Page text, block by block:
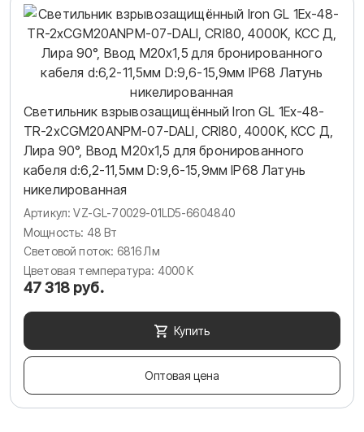
Светильник взрывозащищённый Iron GL 1Ex-48-
TR-2хCGM20ANPM-07-DALI, CRI80, 4000K, КСС Д,
Лира 90°, Ввод М20х1,5 для бронированного
кабеля d:6,2-11,5мм D:9,6-15,9мм IP68 Латунь
никелированная
Артикул: VZ-GL-70029-01LD5-6604840
Мощность: 48 Вт
Световой поток: 6816 Лм
Цветовая температура: 4000 К
47 318 руб.
Купить
Оптовая цена